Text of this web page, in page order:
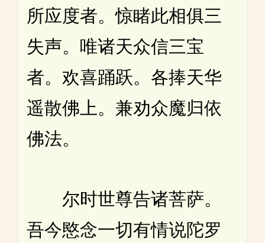
所应度者。惊睹此相俱三
失声。唯诸天众信三宝
者。欢喜踊跃。各捧天华
遥散佛上。兼劝众魔归依
佛法。
尔时世尊告诸菩萨。
吾今愍念一切有情说陀罗